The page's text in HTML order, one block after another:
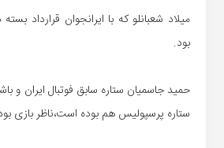
میلاد شعبانلو که با ایرانجوان قرارداد
بود.
حمید جاسمیان ستاره سابق فوتبال ایران و
ستاره پرسپولیس هم بوده است،ناظر بازی